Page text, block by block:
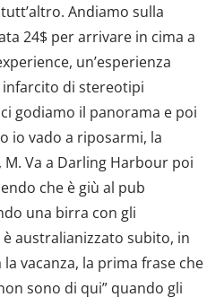
Andiamo sulla
24$ per arrivare in cima a
un’esperienza
di stereotipi
godiamo il panorama e poi
io vado a riposarmi, la
Va a Darling Harbour poi
che è giù al pub
una birra con gli
australianizzato subito, in
vacanza, la prima frase che
sono di qui” quando gli